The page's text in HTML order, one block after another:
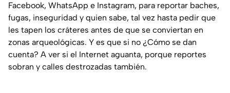
Facebook, WhatsApp e Instagram, para reportar baches,
fugas, inseguridad y quien sabe, tal vez hasta pedir que
les tapen los cráteres antes de que se conviertan en
zonas arqueológicas. Y es que si no ¿Cómo se dan
cuenta? A ver si el Internet aguanta, porque reportes
sobran y calles destrozadas también.